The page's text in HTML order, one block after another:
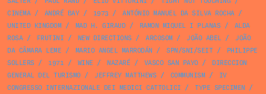
CINEMA/ ANDRÉ BAY/ 1973 / ANTÓNIO MANUEL DA SILVA ROCHA/
UNITED KINGDOM/ MAD H. GIRAUD/ RAMON MIQUEL I PLANAS /
ALDA
ROSA/ FRUTINI / NEW DIRECTIONS / ARCOSOM/ JOÃO ABEL/
JOÃO
DA CÂMARA LEME / MARIO ANGEL MARRODÁN / SPN/SNI/SEIT/
PHILIPPE
SOLLERS / 1971 / WINE / NAZARÉ / VASCO SAN PAYO/
DIRECCION
GENERAL DEL TURISMO/ JEFFREY MATTHEWS / COMMUNISM/
IV
CONGRESSO INTERNAZIONALE DEI MEDICI CATTOLICI / TYPE SPECIMEN /